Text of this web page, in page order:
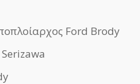
Ford Brody